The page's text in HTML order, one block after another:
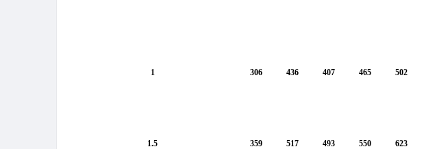
1 306 436 407 465 502
1.5 359 517 493 550 623